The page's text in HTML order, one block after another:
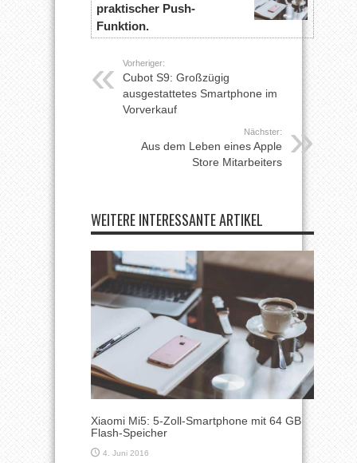
praktischer Push-
Funktion.
Vorheriger:
Cubot S9: Großzügig
ausgestattetes Smartphone im
Vorverkauf
Nächster:
Aus dem Leben eines Apple
Store Mitarbeiters
WEITERE INTERESSANTE ARTIKEL
Xiaomi Mi5: 5-Zoll-Smartphone mit 64 GB
Flash-Speicher
4. Juni 2016